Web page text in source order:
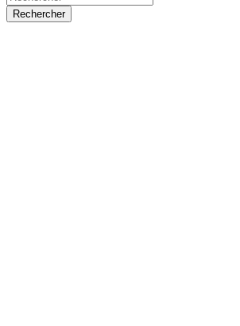
Rechercher